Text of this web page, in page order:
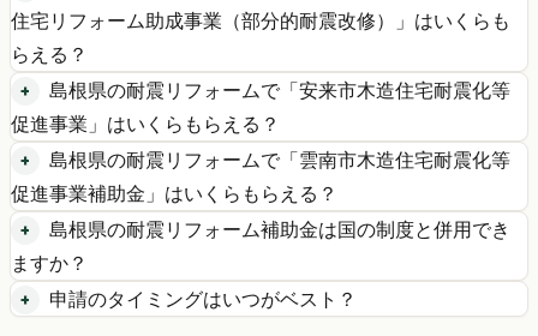
住宅リフォーム助成事業（部分的耐震改修）
」はいくらも
らえる？
島根県の耐震リフォームで「安来市木造住宅耐震化等
促進事業 」はいくらもらえる？
島根県の耐震リフォームで「雲南市木造住宅耐震化等
促進事業補助金 」はいくらもらえる？
島根県の耐震リフォーム補助金は国の制度と併用でき
ますか？
申請のタイミングはいつがベスト？